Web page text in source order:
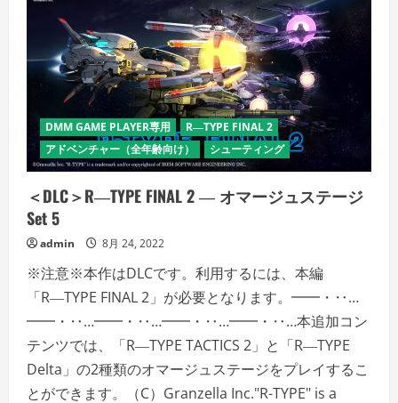
マ
ー
ジ
ュ
ス
テ
ジ
Set
4
の
詳
を
だ
い
DMM GAME PLAYER専用
R―TYPE FINAL 2
アドベンチャー（全年齢向け）
シューティング
＜DLC＞R―TYPE FINAL 2 ― オマージュステージ
Set 5
admin 8月 24, 2022
※注意※本作はDLCです。利用するには、本編
「R―TYPE FINAL 2」が必要となります。━━・‥…
━━・‥…━━・‥…━━・‥…━━・‥…本追加コン
テンツでは、「R―TYPE TACTICS 2」と「R―TYPE
Delta」の2種類のオマージュステージをプレイするこ
とができます。（C）Granzella Inc."R-TYPE" is a